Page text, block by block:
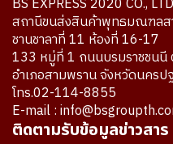
BS EXPRESS 2020 CO.,
สถานีขนส่งสินค้าพุทธมณฑลส
ชานชาลาที่ 11 ห้องที่ 16-17
133 หมู่ที่ 1 ถนนบรมราชชนนี
อำเภอสามพราน จังหวัดนคร
โทร.02-114-8855
E-mail :
ติดตามรับข้อมูลข่าวสาร